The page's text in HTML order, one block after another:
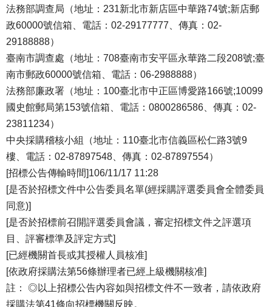
法務部調查局（地址：231新北市新店區中華路74號;新店郵
政60000號信箱、電話：02-29177777、傳真：02-
29188888）
臺南市調查處（地址：708臺南市安平區永華路二段208號;臺
南市郵政60000號信箱、電話：06-2988888）
法務部廉政署（地址：100臺北市中正區博愛路166號;10099
國史館郵局第153號信箱、電話：0800286586、傳真：02-
23811234）
中央採購稽核小組（地址：110臺北市信義區松仁路3號9
樓、電話：02-87897548、傳真：02-87897554）
[招標公告傳輸時間]106/11/17 11:28
[是否於招標文件中公告委員名單(經採購評選委員會全體委員
同意)]
[是否於招標前召開評選委員會議，審定招標文件之評選項
目、評審標準及評定方式]
[已經機關首長或其授權人員核准]
[依政府採購法第56條辦理者已經上級機關核准]
註： ◎以上招標公告內容如與招標文件不一致者，請依政府
採購法第41條向招標機關反映。